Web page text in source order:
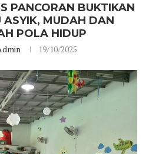
PANCORAN BUKTIKAN
MUDAH DAN
POLA HIDUP
19/10/2025